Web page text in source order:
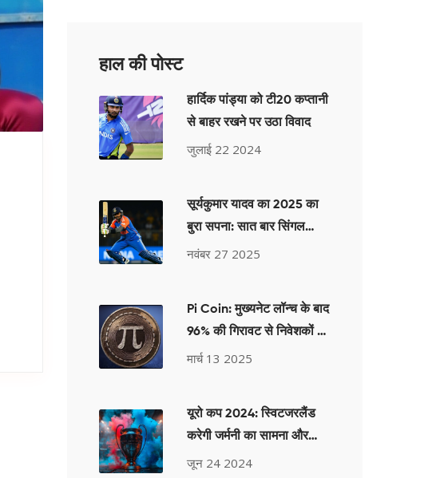
हाल की पोस्ट
हार्दिक पांड्या को टी20 कप्तानी
से बाहर रखने पर उठा विवाद
जुलाई 22 2024
सूर्यकुमार यादव का 2025 का
बुरा सपना: सात बार सिंगल
डिजिट, कप्तानी में औसत आधा
नवंबर 27 2025
Pi Coin: मुख्यनेट लॉन्च के बाद
96% की गिरावट से निवेशकों में
मची सनसनी
मार्च 13 2025
यूरो कप 2024: स्विटजरलैंड
करेगी जर्मनी का सामना और
स्कॉटलैंड आपस में भिड़ेगी हंगरी
जून 24 2024